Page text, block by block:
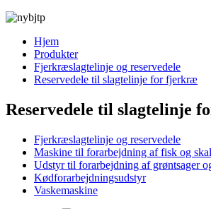
Hjem
Produkter
Fjerkræslagtelinje og reservedele
Reservedele til slagtelinje for fjerkræ
Reservedele til slagtelinje
Fjerkræslagtelinje og reservedele
Maskine til forarbejdning af fisk og
Udstyr til forarbejdning af grøntsager
Kødforarbejdningsudstyr
Vaskemaskine